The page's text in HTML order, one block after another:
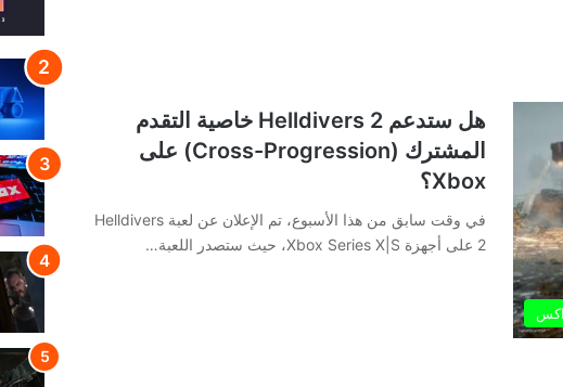
هل ستدعم Helldivers 2 خاصية التقدم
المشترك (Cross-Progression) على
Xbox؟
في وقت سابق من هذا الأسبوع، تم الإعلان عن لعبة Helldivers
2 على أجهزة Xbox Series X|S، حيث ستصدر اللعبة…